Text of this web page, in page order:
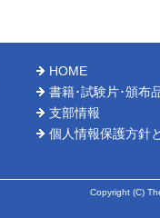
HOME
書籍･試験片･頒布
支部情報
個人情報保護方針
Copyright (C)